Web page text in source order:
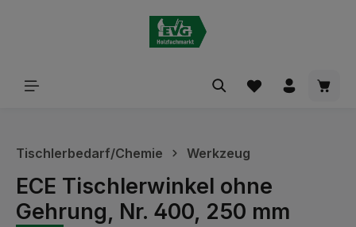
Tischlerbedarf/Chemie Werkzeug
ECE Tischlerwinkel ohne
Gehrung, Nr. 400, 250 mm